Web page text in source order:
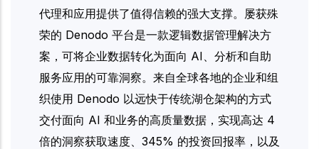
代理和应用提供了值得信赖的强大支撑。屡获殊
荣的 Denodo 平台是一款逻辑数据管理解决方
案，可将企业数据转化为面向 AI、分析和自助
服务应用的可靠洞察。来自全球各地的企业和组
织使用 Denodo 以远快于传统湖仓架构的方式
交付面向 AI 和业务的高质量数据，实现高达 4
倍的洞察获取速度、345% 的投资回报率，以及